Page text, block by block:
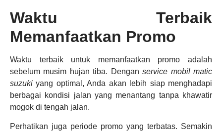
Waktu Terbaik
Memanfaatkan Promo
Waktu terbaik untuk memanfaatkan promo adalah
sebelum musim hujan tiba. Denganservice mobil matic
suzuki yang optimal, Anda akan lebih siap menghadapi
berbagai kondisi jalan yang menantang tanpa khawatir
mogok di tengah jalan.
Perhatikan juga periode promo yang terbatas. Semakin